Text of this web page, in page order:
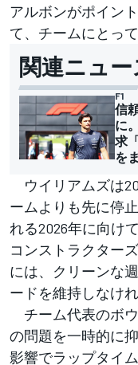
アルボンがポイン
て、チームにとっ
関連ニュー
F1
信
に
求
を
ウイリアムズは
ームよりも先に停
れる2026年に向け
コンストラクター
には、クリーンな
ードを維持しなけ
チーム代表のボ
の問題を一時的に
影響でラップタイ